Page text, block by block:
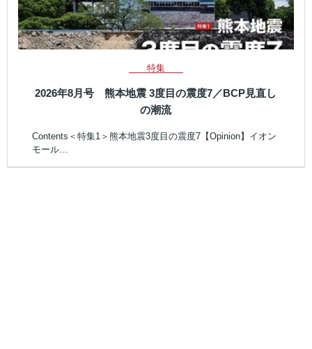
特集
2026年8月号 熊本地震 3度目の震度7／BCP見直し
の潮流
Contents＜特集1＞熊本地震3度目の震度7【Opinion】イオン
モール…